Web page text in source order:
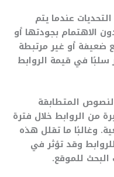
عندما يتم
الاهتمام بجودتها أو
ضعيفة أو غير مرتبطة
سلبًا في قيمة الروابط
المتطابقة
من الروابط خلال فترة
وغالبًا ما تقلل هذه
وقد تؤثر في
للموقع.